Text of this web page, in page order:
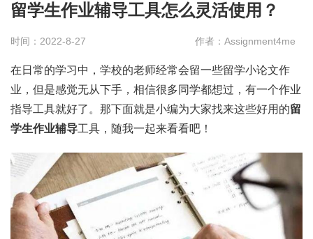
留学生作业辅导工具怎么灵活使用？
时间：2022-8-27 作者：Assignment4me
在日常的学习中，学校的老师经常会留一些留学小论文作
业，但是感觉无从下手，相信很多同学都想过，有一个作业
指导工具就好了。那下面就是小编为大家找来这些好用的留
学生作业辅导工具，随我一起来看看吧！